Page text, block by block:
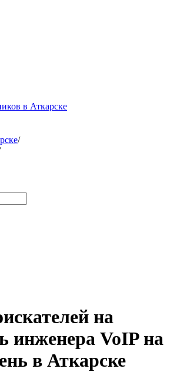
в Аткарске
/
на
инженера VoIP на
в Аткарске